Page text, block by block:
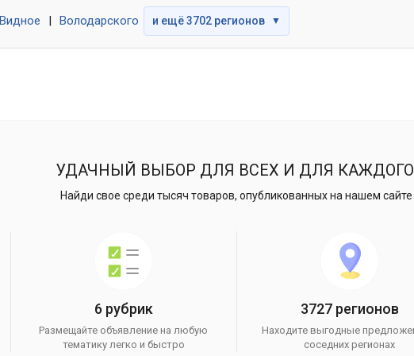
Видное Володарского и ещё 3702 регионов ▼
УДАЧНЫЙ ВЫБОР ДЛЯ ВСЕХ И ДЛЯ
Найди свое среди тысяч товаров, опубликованных на нашем сайте
6 рубрик
Размещайте объявление на любую
тематику легко и быстро
3727 регионов
Находите выгодные
соседних регионах